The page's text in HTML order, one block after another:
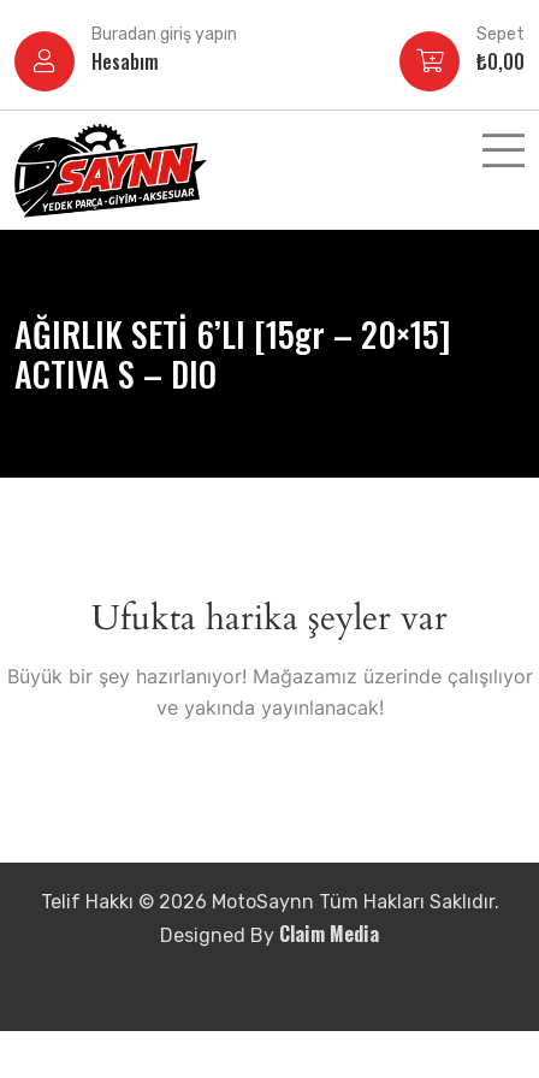
atla
Buradan giriş yapın
Hesabım
Sepet
₺0,00
AĞIRLIK SETİ 6’LI [15gr – 20×15]
ACTIVA S – DIO
Ufukta harika şeyler var
Büyük bir şey hazırlanıyor! Mağazamız üzerinde çalışılıyor
ve yakında yayınlanacak!
Telif Hakkı © 2026 MotoSaynn Tüm Hakları Saklıdır.
Designed By Claim Media